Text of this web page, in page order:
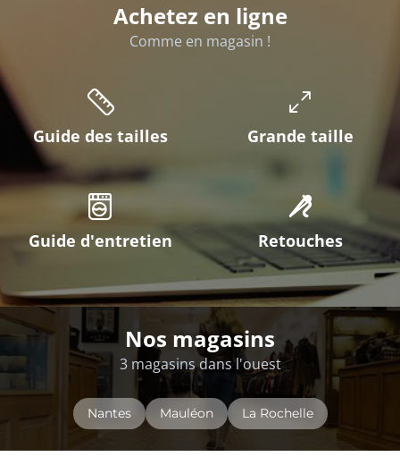
Achetez en ligne
Comme en magasin !
Guide des tailles Grande taille
Guide d'entretien Retouches
Nos magasins
3 magasins dans l'ouest
Nantes Mauléon La Rochelle